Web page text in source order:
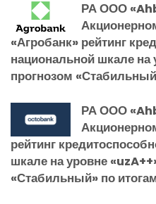
РА ООО
«Агробанк» рейтинг
национальной шкале на
прогнозом
РА ООО
рейтинг
шкале на уровне
«Стабильный» по